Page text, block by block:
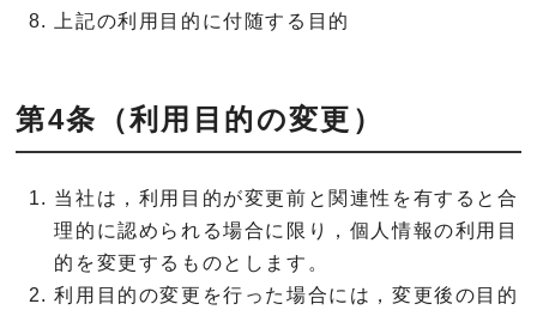
上記の利用目的に付随する目的
第4条（利用目的の変更）
当社は，利用目的が変更前と関連性を有すると合
理的に認められる場合に限り，個人情報の利用目
的を変更するものとします。
利用目的の変更を行った場合には，変更後の目的